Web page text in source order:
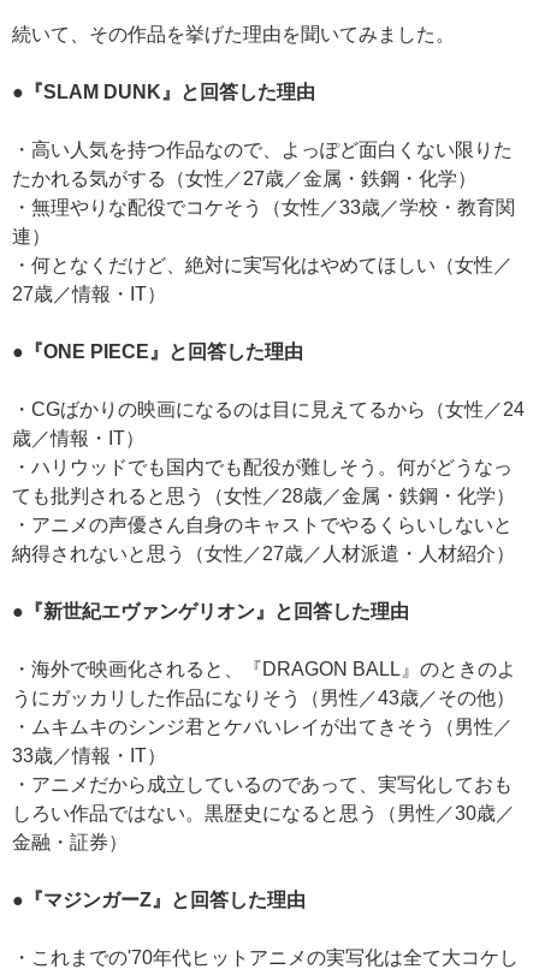
続いて、その作品を挙げた理由を聞いてみました。
●『SLAM DUNK』と回答した理由
・高い人気を持つ作品なので、よっぽど面白くない限りた
たかれる気がする（女性／27歳／金属・鉄鋼・化学）
・無理やりな配役でコケそう（女性／33歳／学校・教育関
連）
・何となくだけど、絶対に実写化はやめてほしい（女性／
27歳／情報・IT）
●『ONE PIECE』と回答した理由
・CGばかりの映画になるのは目に見えてるから（女性／24
歳／情報・IT）
・ハリウッドでも国内でも配役が難しそう。何がどうなっ
ても批判されると思う（女性／28歳／金属・鉄鋼・化学）
・アニメの声優さん自身のキャストでやるくらいしないと
納得されないと思う（女性／27歳／人材派遣・人材紹介）
●『新世紀エヴァンゲリオン』と回答した理由
・海外で映画化されると、『DRAGON BALL』のときのよ
うにガッカリした作品になりそう（男性／43歳／その他）
・ムキムキのシンジ君とケバいレイが出てきそう（男性／
33歳／情報・IT）
・アニメだから成立しているのであって、実写化しておも
しろい作品ではない。黒歴史になると思う（男性／30歳／
金融・証券）
●『マジンガーZ』と回答した理由
・これまでの'70年代ヒットアニメの実写化は全て大コケし